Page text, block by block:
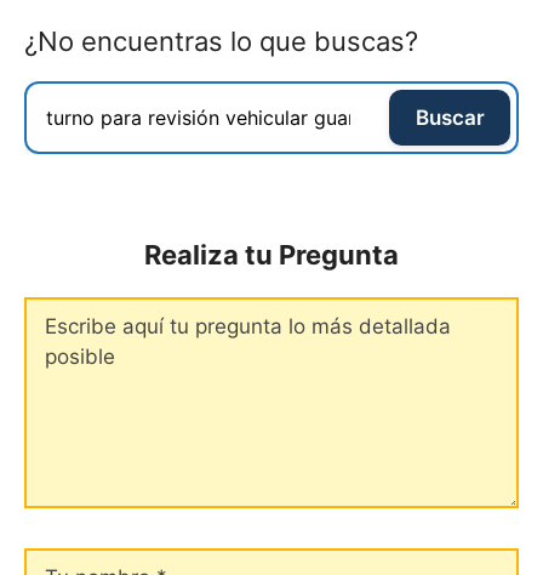
¿No encuentras lo que buscas?
Buscar
Realiza tu Pregunta